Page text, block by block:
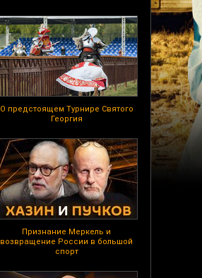
О предстоящем Турнире Святого
Георгия
Признание Меркель и
возвращение России в большой
спорт